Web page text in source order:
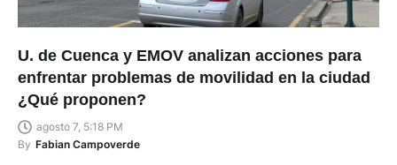
U. de Cuenca y EMOV analizan acciones para
enfrentar problemas de movilidad en la ciudad
¿Qué proponen?
agosto 7, 5:18 PM
By Fabian Campoverde